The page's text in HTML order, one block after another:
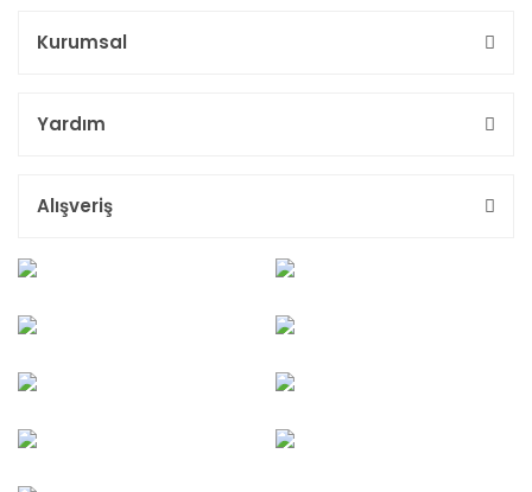
Kurumsal
Yardım
Alışveriş